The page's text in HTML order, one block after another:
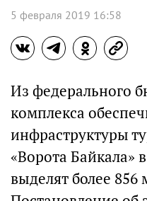
5 февраля 2019 16:58
Из федерального
комплекса
инфраструктуры
«Ворота Байкала»
выделят более